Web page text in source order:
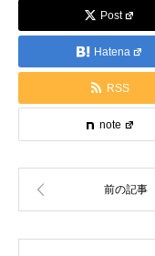
Post
Hatena
RSS
note